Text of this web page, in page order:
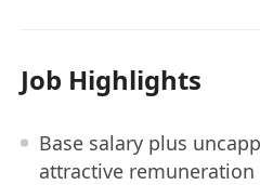
Job Highlights
Base salary plus
attractive remuneration